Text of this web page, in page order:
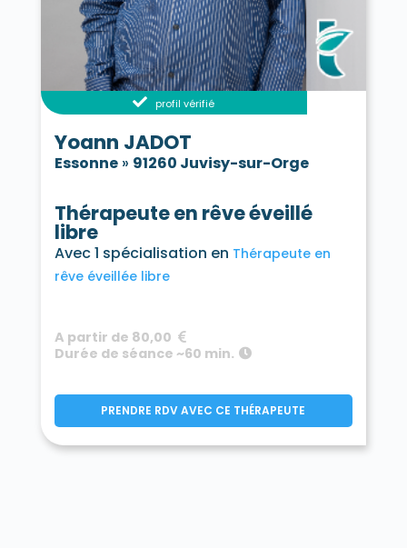
profil vérifié
Yoann JADOT
Essonne» 91260 Juvisy-sur-Orge
Thérapeute en rêve éveillé
libre
Avec 1 spécialisation en Thérapeute en
rêve éveillée libre
A partir de 80,00
Durée de séance ~60 min.
PRENDRE RDV AVEC CE THÉRAPEUTE